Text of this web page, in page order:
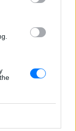
στολή